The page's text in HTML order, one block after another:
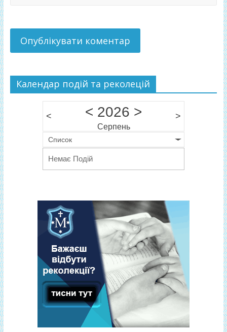
Календар подій та реколецій
< < 2026 >
Серпень
>
Список
Немає Подій